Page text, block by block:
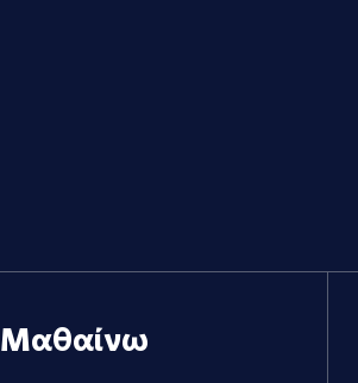
Μαθαίνω